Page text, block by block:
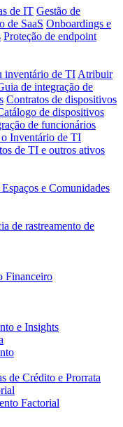
de IT Gestão de
de SaaS Onboardings e
Proteção de endpoint
inventário de TI Atribuir
de integração de
Contratos de dispositivos
de dispositivos
de funcionários
Inventário de TI
de TI e outros ativos
e Comunidades
de rastreamento de
Financeiro
e Insights
de Crédito e Prorrata
Factorial